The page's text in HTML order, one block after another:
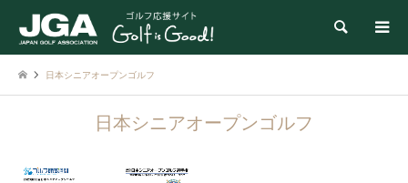
検索
日本シニアオープンゴルフ
日本シニアオープンゴルフ